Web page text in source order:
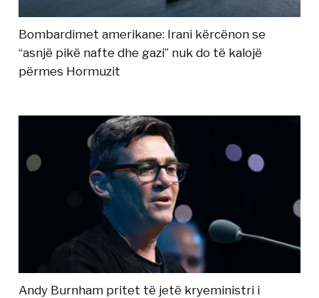
Bombardimet amerikane: Irani kërcënon se
“asnjë pikë nafte dhe gazi” nuk do të kalojë
përmes Hormuzit
Andy Burnham pritet të jetë kryeministri i